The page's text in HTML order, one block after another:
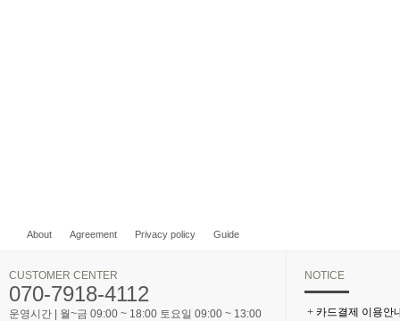
About Agreement Privacy policy Guide
CUSTOMER CENTER
070-7918-4112
운영시간 | 월~금 09:00 ~ 18:00 토요일 09:00 ~ 13:00
NOTICE
+ 카드결제 이용안